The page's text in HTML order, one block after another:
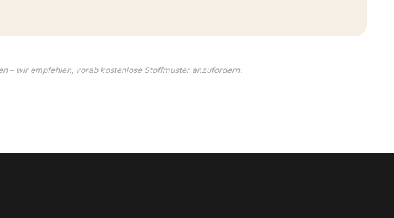
– wir empfehlen, vorab kostenlose Stoffmuster anzufordern.